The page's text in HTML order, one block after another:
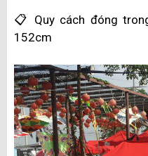
📋 Quy cách đóng
152cm